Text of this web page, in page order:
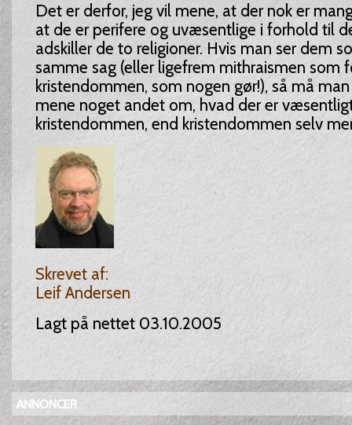
Det er derfor, jeg vil mene, at der nok er
at de er perifere og uvæsentlige i forhold til
adskiller de to religioner. Hvis man ser dem
samme sag (eller ligefrem mithraismen som
kristendommen, som nogen gør!), så må
mene noget andet om, hvad der er
kristendommen, end kristendommen selv
Skrevet af:
Leif Andersen
Lagt på nettet 03.10.2005
ANNONCER